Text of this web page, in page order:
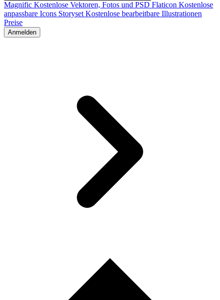
Magnific Kostenlose Vektoren, Fotos und PSD Flaticon Kostenlose
anpassbare Icons Storyset Kostenlose bearbeitbare Illustrationen
Preise
Anmelden